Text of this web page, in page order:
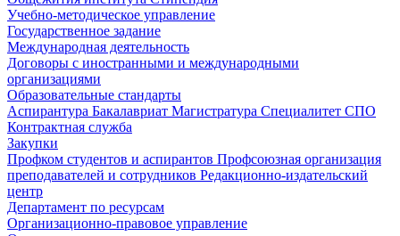
Учебно-методическое управление
Государственное задание
Международная деятельность
Договоры с иностранными и международными
организациями
Образовательные стандарты
Аспирантура Бакалавриат Магистратура Специалитет СПО
Контрактная служба
Закупки
Профком студентов и аспирантов Профсоюзная организация
преподавателей и сотрудников Редакционно-издательский
центр
Департамент по ресурсам
Организационно-правовое управление